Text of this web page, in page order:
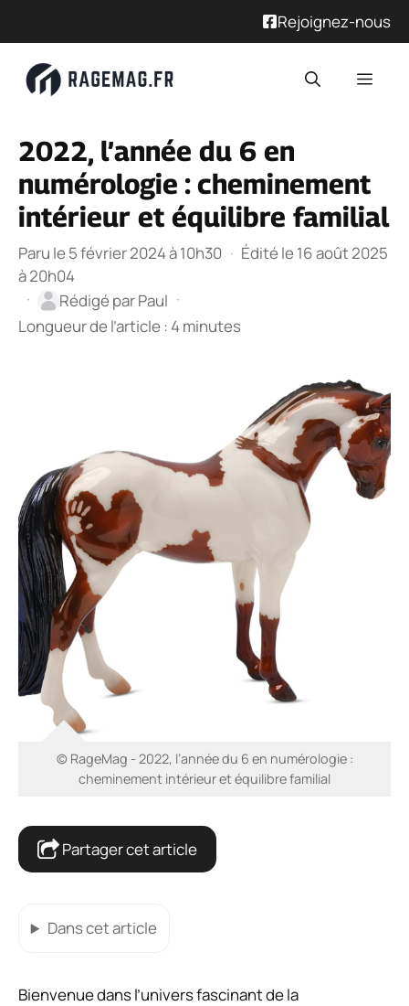
Rejoignez-nous
2022, l’année du 6 en
numérologie : cheminement
intérieur et équilibre familial
Paru le 5 février 2024 à 10h30 · Édité le 16 août 2025
à 20h04
·
Rédigé parPaul ·
Longueur de l’article : 4 minutes
© RageMag - 2022, l’année du 6 en numérologie :
cheminement intérieur et équilibre familial
Partager cet article
Dans cet article
Bienvenue dans l’univers fascinant de la